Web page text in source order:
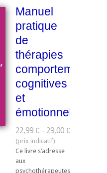
Manuel
pratique
de
thérapies
cognitives
et
émotionnelles
22,99 € - 29,00 €
Ce livre s’adresse
aux
psychothérapeutes